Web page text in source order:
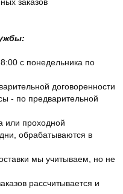
с понедельника по
договоренности
- по предварительной
или проходной
обрабатываются в
мы учитываем, но не
рассчитывается и